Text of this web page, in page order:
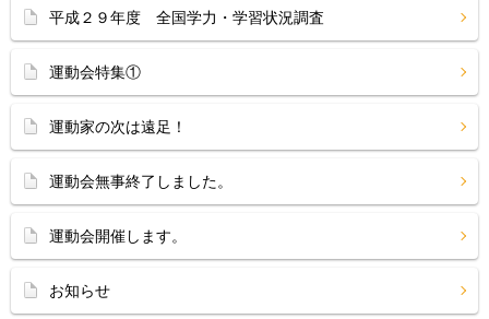
平成２９年度 全国学力・学習状況調査
運動会特集①
運動家の次は遠足！
運動会無事終了しました。
運動会開催します。
お知らせ